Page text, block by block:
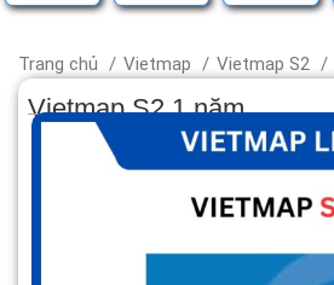
Trang chủ Vietmap Vietmap S2
Vietmap S2 1 năm